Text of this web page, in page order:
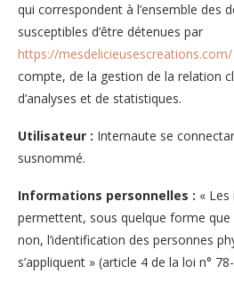
qui correspondent à l’ensemble des
susceptibles d’être détenues par
https://mesdelicieusescreations.com/
compte, de la gestion de la relation
d’analyses et de statistiques.
Utilisateur : Internaute se
susnommé.
Informations personnelles : «
permettent, sous quelque forme
non, l’identification des personnes
s’appliquent » (article 4 de la loi n°